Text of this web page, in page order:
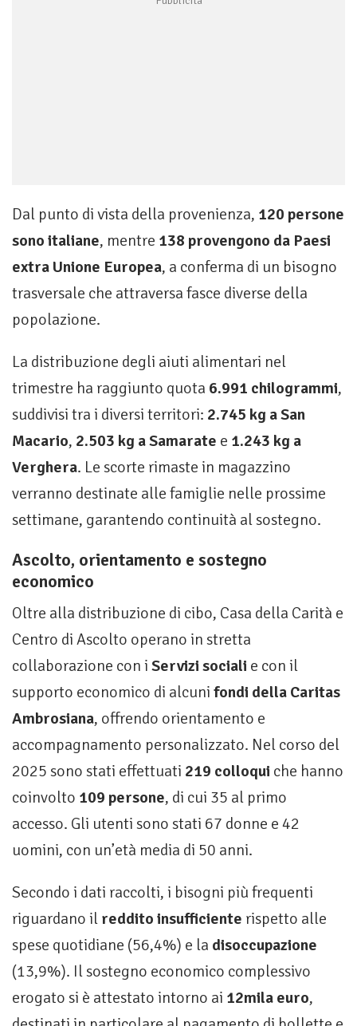
Dal punto di vista della provenienza, 120 persone
sono italiane, mentre 138 provengono da Paesi
extra Unione Europea, a conferma di un bisogno
trasversale che attraversa fasce diverse della
popolazione.
La distribuzione degli aiuti alimentari nel
trimestre ha raggiunto quota 6.991 chilogrammi,
suddivisi tra i diversi territori: 2.745 kg a San
Macario, 2.503 kg a Samarate e 1.243 kg a
Verghera. Le scorte rimaste in magazzino
verranno destinate alle famiglie nelle prossime
settimane, garantendo continuità al sostegno.
Ascolto, orientamento e sostegno
economico
Oltre alla distribuzione di cibo, Casa della Carità e
Centro di Ascolto operano in stretta
collaborazione con i Servizi sociali e con il
supporto economico di alcuni fondi della Caritas
Ambrosiana, offrendo orientamento e
accompagnamento personalizzato. Nel corso del
2025 sono stati effettuati 219 colloqui che hanno
coinvolto 109 persone, di cui 35 al primo
accesso. Gli utenti sono stati 67 donne e 42
uomini, con un’età media di 50 anni.
Secondo i dati raccolti, i bisogni più frequenti
riguardano il reddito insufficiente rispetto alle
spese quotidiane (56,4%) e la disoccupazione
(13,9%). Il sostegno economico complessivo
erogato si è attestato intorno ai 12mila euro,